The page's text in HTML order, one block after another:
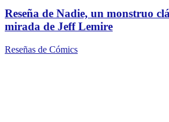
Reseña de Nadie, un monstruo
mirada de Jeff Lemire
Reseñas de Cómics